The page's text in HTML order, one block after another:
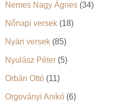
Nemes Nagy Ágnes (34)
Nőnapi versek (18)
Nyári versek (85)
Nyulász Péter (5)
Orbán Ottó (11)
Orgoványi Anikó (6)